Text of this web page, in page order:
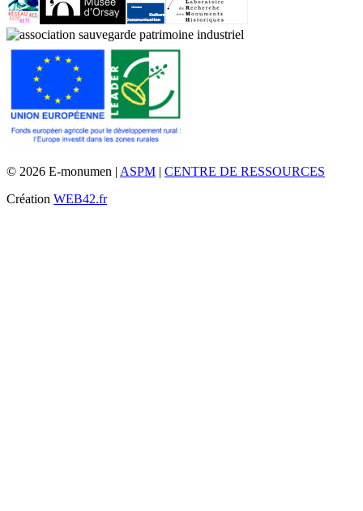
© 2026 E-monumen | ASPM | CENTRE DE RESSOURCES
Création WEB42.fr